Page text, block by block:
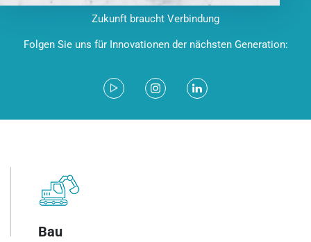
Zukunft braucht Verbindung
Folgen Sie uns für Innovationen der nächsten Generation:
Bau